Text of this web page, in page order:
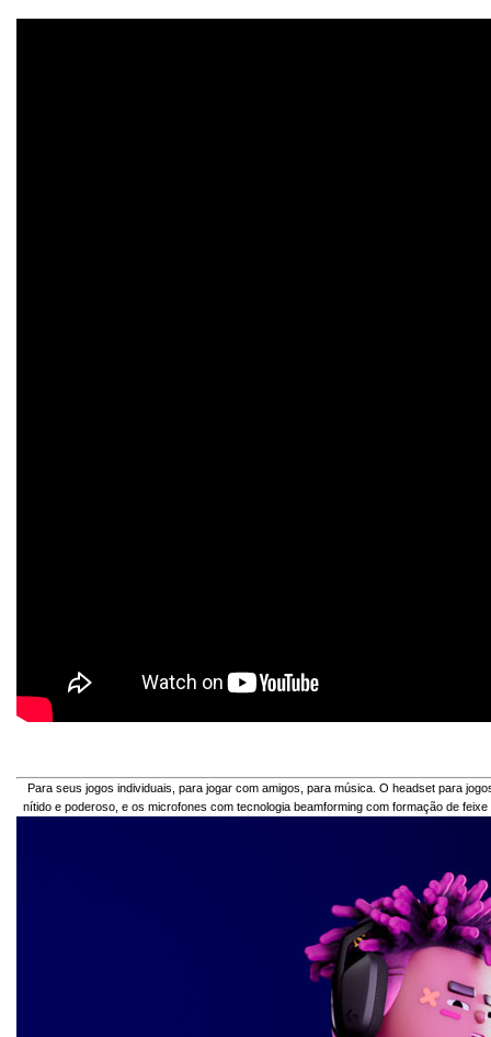
Para seus jogos individuais, para jogar com amigos, para música. O headset para
nítido e poderoso, e os microfones com tecnologia beamforming com formação de